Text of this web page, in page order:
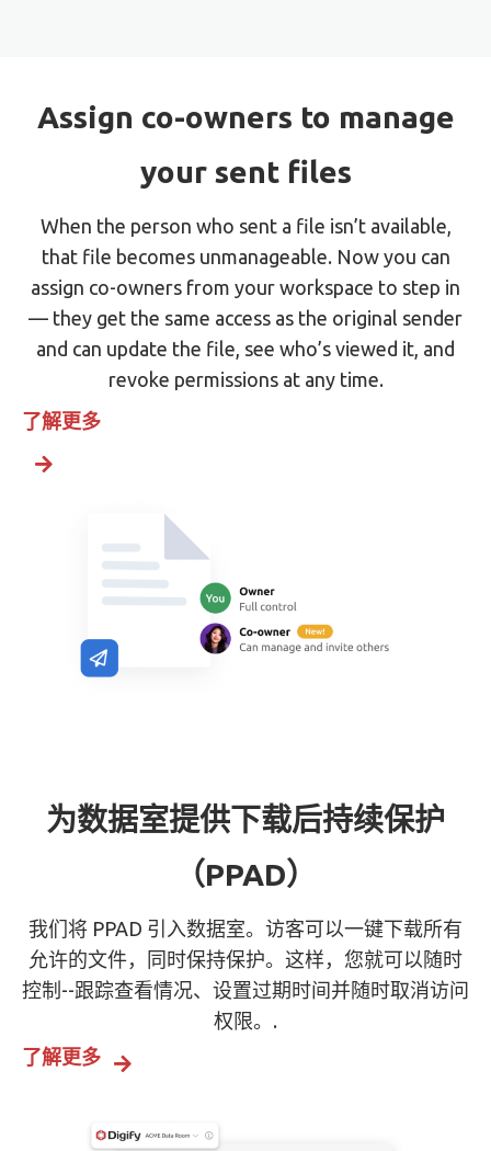
Assign co-owners to manage
your sent files
When the person who sent a file isn’t available,
that file becomes unmanageable. Now you can
assign co-owners from your workspace to step in
— they get the same access as the original sender
and can update the file, see who’s viewed it, and
revoke permissions at any time.
了解更多
为数据室提供下载后持续保护
（PPAD）
我们将 PPAD 引入数据室。访客可以一键下载所有
允许的文件，同时保持保护。这样，您就可以随时
控制--跟踪查看情况、设置过期时间并随时取消访问
权限。.
了解更多